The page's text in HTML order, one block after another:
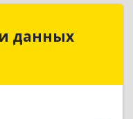
данных
данных
г, Таратынова